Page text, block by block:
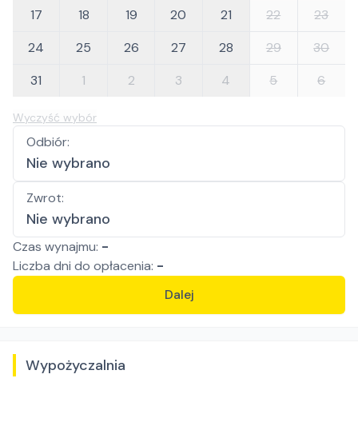
17
18 19 20 21 22
23
24
25 26 27 28 29
30
31
1 2 3 4 5 6
Wyczyść wybór
Odbiór:
Nie wybrano
Zwrot:
Nie wybrano
Czas wynajmu: -
Liczba dni do opłacenia: -
Dalej
Wypożyczalnia